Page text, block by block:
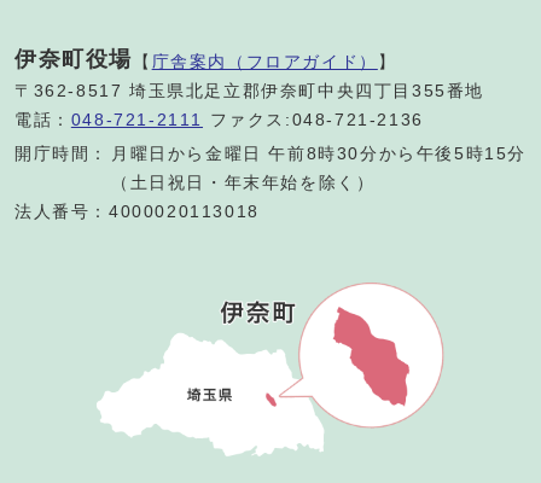
伊奈町役場 【 庁舎案内（フロアガイド） 】
〒362-8517 埼玉県北足立郡伊奈町中央四丁目355番地
電話： 048-721-2111
ファクス:048-721-2136
開庁時間：
月曜日から金曜日 午前8時30分から午後5時15分
（土日祝日・年末年始を除く）
法人番号：4000020113018